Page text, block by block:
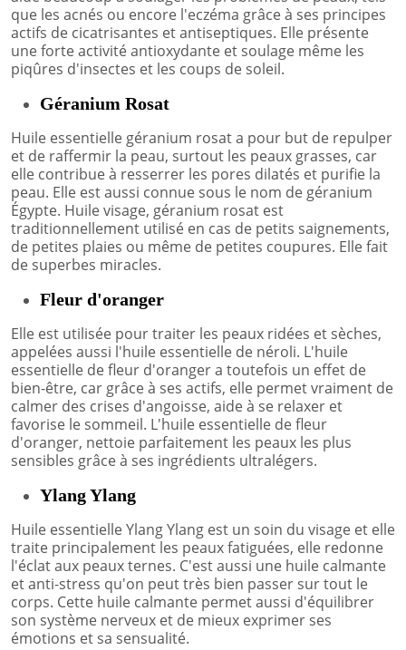
que les acnés ou encore l'eczéma grâce à ses principes
actifs de cicatrisantes et antiseptiques. Elle présente
une forte activité antioxydante et soulage même les
piqûres d'insectes et les coups de soleil.
Géranium Rosat
Huile essentielle géranium rosat a pour but de repulper
et de raffermir la peau, surtout les peaux grasses, car
elle contribue à resserrer les pores dilatés et purifie la
peau. Elle est aussi connue sous le nom de géranium
Égypte. Huile visage, géranium rosat est
traditionnellement utilisé en cas de petits saignements,
de petites plaies ou même de petites coupures. Elle fait
de superbes miracles.
Fleur d'oranger
Elle est utilisée pour traiter les peaux ridées et sèches,
appelées aussi l'huile essentielle de néroli. L'huile
essentielle de fleur d'oranger a toutefois un effet de
bien-être, car grâce à ses actifs, elle permet vraiment de
calmer des crises d'angoisse, aide à se relaxer et
favorise le sommeil. L'huile essentielle de fleur
d'oranger, nettoie parfaitement les peaux les plus
sensibles grâce à ses ingrédients ultralégers.
Ylang Ylang
Huile essentielle Ylang Ylang est un soin du visage et elle
traite principalement les peaux fatiguées, elle redonne
l'éclat aux peaux ternes. C'est aussi une huile calmante
et anti-stress qu'on peut très bien passer sur tout le
corps. Cette huile calmante permet aussi d'équilibrer
son système nerveux et de mieux exprimer ses
émotions et sa sensualité.